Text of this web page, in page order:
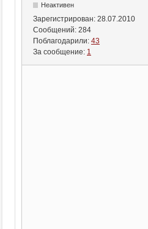
Неактивен
Зарегистрирован: 28.07.2010
Сообщений: 284
Поблагодарили: 43
За сообщение: 1